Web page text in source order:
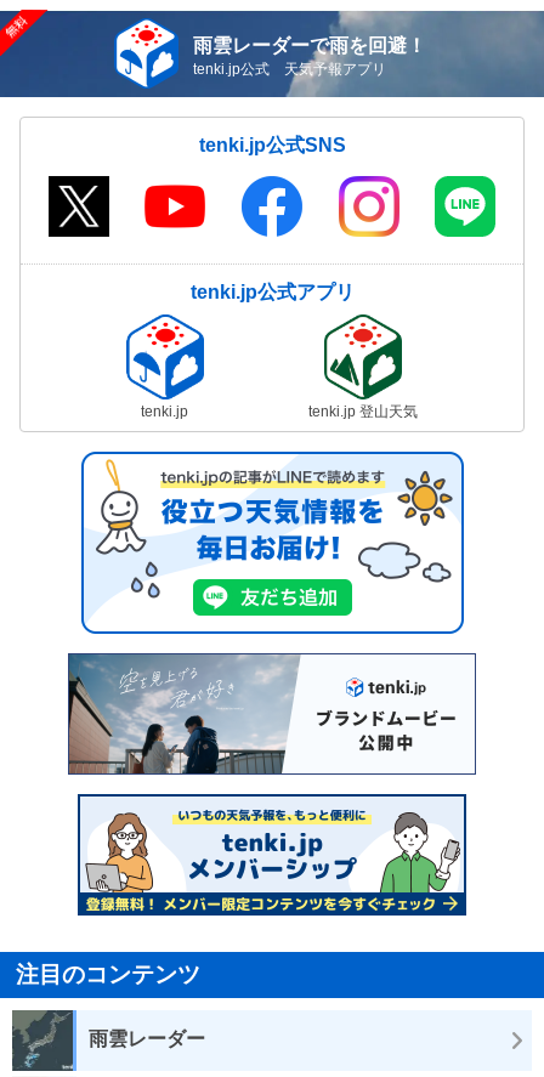
雨雲レーダーで雨を回避！
tenki.jp公式 天気予報アプリ
tenki.jp公式SNS
tenki.jp公式アプリ
tenki.jp tenki.jp 登山天気
注目のコンテンツ
雨雲レーダー